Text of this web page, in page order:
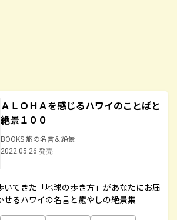
ＡＬＯＨＡを感じるハワイのことばと
絶景１００
BOOKS 旅の名言＆絶景
2022.05.26 発売
いてきた「地球の歩き方」があなたにお届
せるハワイの名言と癒やしの絶景集